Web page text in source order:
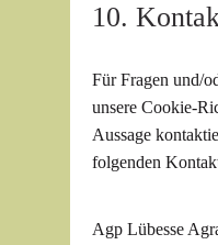
10.
Für Fragen und/
unsere Cookie-
Aussage
folgenden
Agp Lübesse